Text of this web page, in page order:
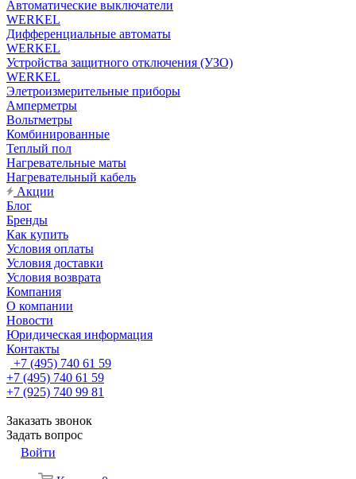
Автоматические выключатели
WERKEL
Дифференциальные автоматы
WERKEL
Устройства защитного отключения (УЗО)
WERKEL
Элетроизмерительные приборы
Амперметры
Вольтметры
Комбинированные
Теплый пол
Нагревательные маты
Нагревательный кабель
Акции
Блог
Бренды
Как купить
Условия оплаты
Условия доставки
Условия возврата
Компания
О компании
Новости
Юридическая информация
Контакты
+7 (495) 740 61 59
+7 (495) 740 61 59
+7 (925) 740 99 81
Заказать звонок
Задать вопрос
Войти